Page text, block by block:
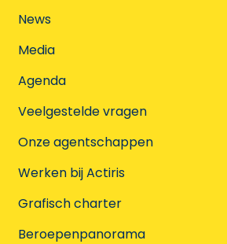
News
Media
Agenda
Veelgestelde vragen
Onze agentschappen
Werken bij Actiris
Grafisch charter
Beroepenpanorama